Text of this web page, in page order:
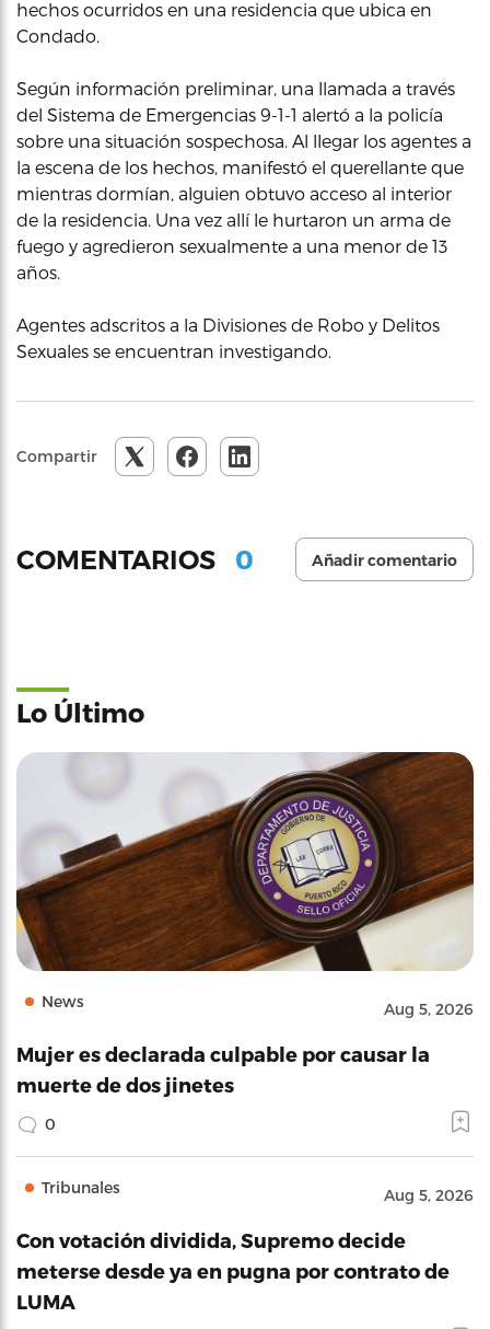
hechos ocurridos en una residencia que ubica en
Condado.
Según información preliminar, una llamada a través
del Sistema de Emergencias 9-1-1 alertó a la policía
sobre una situación sospechosa. Al llegar los agentes a
la escena de los hechos, manifestó el querellante que
mientras dormían, alguien obtuvo acceso al interior
de la residencia. Una vez allí le hurtaron un arma de
fuego y agredieron sexualmente a una menor de 13
años.
Agentes adscritos a la Divisiones de Robo y Delitos
Sexuales se encuentran investigando.
Compartir
COMENTARIOS 0 Añadir comentario
Lo Último
News Aug 5, 2026
Mujer es declarada culpable por causar la
muerte de dos jinetes
0
Tribunales Aug 5, 2026
Con votación dividida, Supremo decide
meterse desde ya en pugna por contrato de
LUMA